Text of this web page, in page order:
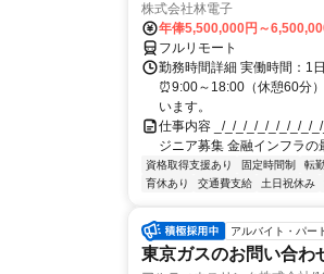
株式会社林電子
年俸5,500,000円～
フルリモート
勤務時間詳細 実働時間：1
⏰9:00～18:00（休憩60分
います。
仕事内容 _/_/_/_/_/_/_/_/_/
ジニア募集 金融インフラ
資格取得支援あり 固定時間制 転
育休あり
交通費支給 土日祝休み
アルバイト・パー
東京ガスのお問い合わ